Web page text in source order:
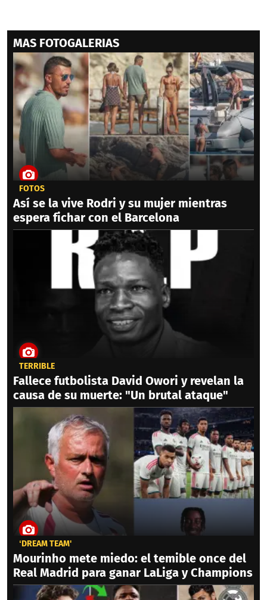
MAS FOTOGALERIAS
FOTOS
Así se la vive Rodri y su mujer mientras
espera fichar con el Barcelona
TERRIBLE
Fallece futbolista David Owori y revelan la
causa de su muerte: "Un brutal ataque"
‘DREAM TEAM'
Mourinho mete miedo: el temible once del
Real Madrid para ganar LaLiga y Champions